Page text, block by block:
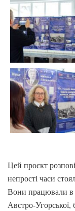
Цей проєкт
непрості часи
Вони працювали в
Австро-